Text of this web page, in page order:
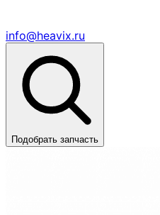
info@heavix.ru
Подобрать запчасть